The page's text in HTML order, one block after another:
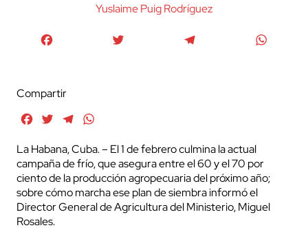
Yuslaime Puig Rodrí­guez
Compartir
FacebookTwitterTelegram
La Habana, Cuba. – El 1 de febrero culmina la actual
campaña de frío, que asegura entre el 60 y el 70 por
ciento de la producción agropecuaria del próximo año;
sobre cómo marcha ese plan de siembra informó el
Director General de Agricultura del Ministerio, Miguel
Rosales.